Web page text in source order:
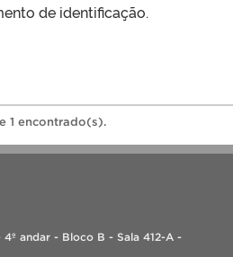
de identificação.
1 encontrado(s).
4º andar - Bloco B - Sala 412-A -